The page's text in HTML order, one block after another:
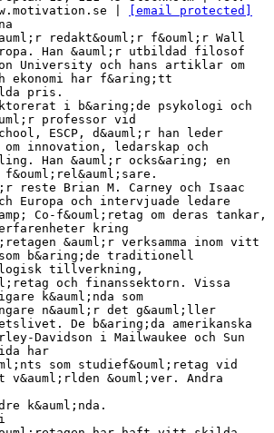
|
[email protected]
redakt&ouml;r f&ouml;r Wall
Han &auml;r utbildad filosof
University och hans artiklar om
ekonomi har f&aring;tt
pris.
i b&aring;de psykologi och
professor vid
ESCP, d&auml;r han leder
innovation, ledarskap och
Han &auml;r ocks&aring; en
f&ouml;rel&auml;sare.
reste Brian M. Carney och Isaac
Europa och intervjuade ledare
Co-f&ouml;retag om deras tankar,
kring
&auml;r verksamma inom vitt
b&aring;de traditionell
tillverkning,
och finanssektorn. Vissa
k&auml;nda som
n&auml;r det g&auml;ller
De b&aring;da amerikanska
Davidson i Mailwaukee och Sun
har
som studief&ouml;retag vid
v&auml;rlden &ouml;ver. Andra
k&auml;nda.